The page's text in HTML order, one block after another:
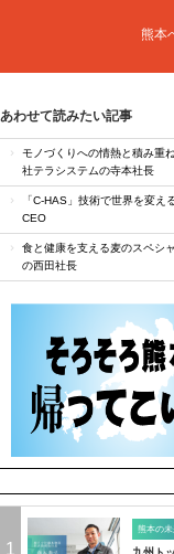
熊本
あわせて読みたい記事
モノづくりへの情熱と積み重
社テラシステムの寺本社長
「C-HAS」技術で世界を変
CEO
食と健康を支える麦のスペシ
の西田社長
1
熊本の